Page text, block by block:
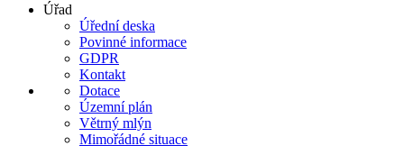
Úřad
Úřední deska
Povinné informace
GDPR
Kontakt
Dotace
Územní plán
Větrný mlýn
Mimořádné situace